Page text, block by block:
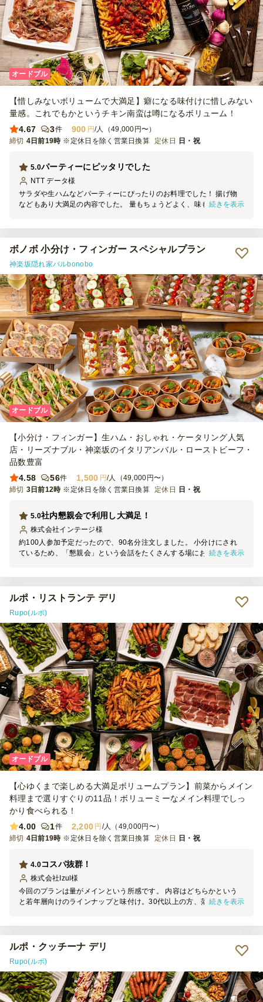
オードブル
【惜しみないボリュームで大満足】癖になる味付けに惜しみない
量感。これでもかというチキン南蛮は噂になるボリューム！
4.67
3件 900 円/人（49,000円〜）
締切 4日前19時 ※定休日を除く営業日換算 定休日 日・祝
パーティーにピッタリでした
5.0
NTT データ様
サラダや生ハムなどパーティーにぴったりのお料理でした！ 揚げ物
などもあり大満足の内容でした。 量もちょうどよく、味もとても美
続きを表示
ボノボ 小分け・フィンガー スペシャルプラン
神楽坂隠れ家バルbonobo
オードブル
【小分け・フィンガー】生ハム・おしゃれ・ケータリング人気
店・リーズナブル・神楽坂のイタリアンバル・ローストビーフ・
品数豊富
4.58
56件 1,500 円/人（49,000円〜）
締切 3日前12時 ※定休日を除く営業日換算 定休日 日・祝
社内懇親会で利用し大満足！
5.0
株式会社インテージ様
約100人参加予定だったので、90名分注文しました。 小分けにされ
ているため、「懇親会」という会話をたくさんする場において、大変
続きを表示
ルポ・リストランテ デリ
Rupo(ルポ)
オードブル
【心ゆくまで楽しめる大満足ボリュームプラン】前菜からメイン
料理まで選りすぐりの11品！ボリューミーなメイン料理でしっ
かり食べられる！
4.00
1件 2,200 円 /人（49,000円〜）
締切 4日前19時 ※定休日を除く営業日換算 定休日 日・祝
コスパ抜群！
4.0
株式会社Izul様
今回のプランは量がメインという所感です。 内容はどちらかという
と若年層向けのラインナップと味付け。30代以上の方、落ち着いた会
続きを表示
ルポ・クッチーナ デリ
Rupo(ルポ)